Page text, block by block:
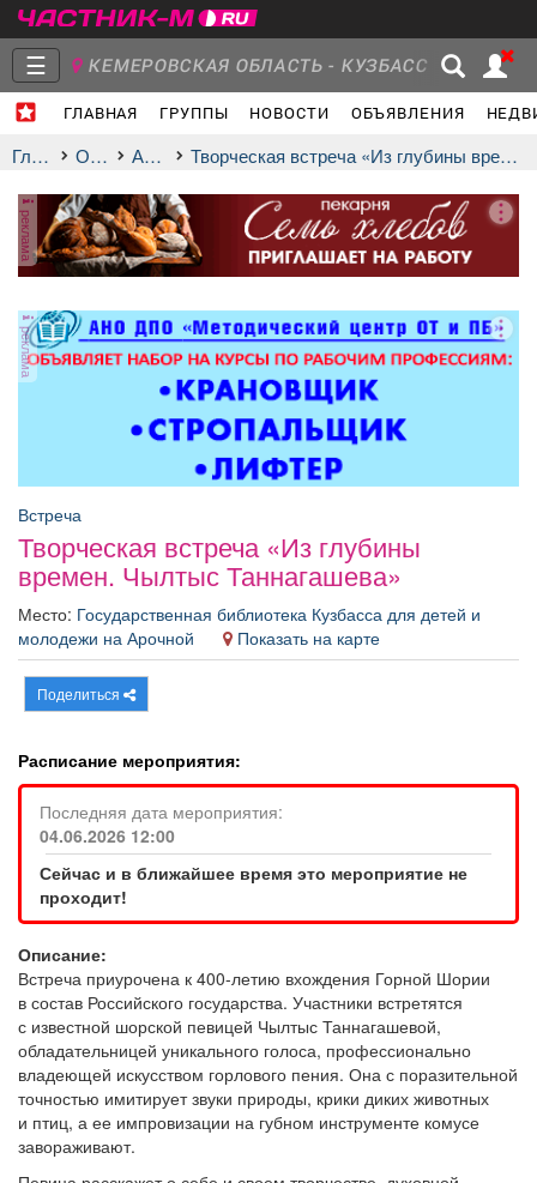
☰ КЕМЕРОВСКАЯ ОБЛАСТЬ - КУЗБАСС
ГЛАВНАЯ ГРУППЫ НОВОСТИ ОБЪЯВЛЕНИЯ
Объявления Недвижимость Услуги
Афиша Обучение Проекты
Товары
ТВ программа Я - пенсионер
Главная Отдых афиша Творческая встреча «Из глубины времен. Чылтыс Таннагашева»
реклама
реклама
Встреча
Творческая встреча «Из глубины
времен. Чылтыс Таннагашева»
Место: Государственная библиотека Кузбасса для детей и
молодежи на Арочной
Показать на карте
Поделиться
Расписание мероприятия:
Последняя дата мероприятия:
04.06.2026 12:00
Сейчас и в ближайшее время это мероприятие не
проходит!
Описание:
Встреча приурочена к 400-летию вхождения Горной Шории
в состав Российского государства. Участники встретятся
с известной шорской певицей Чылтыс Таннагашевой,
обладательницей уникального голоса, профессионально
владеющей искусством горлового пения. Она с поразительной
точностью имитирует звуки природы, крики диких животных
и птиц, а ее импровизации на губном инструменте комусе
завораживают.